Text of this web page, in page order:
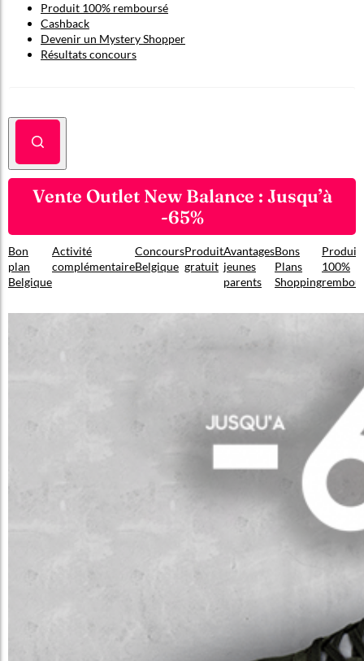
Produit 100% remboursé
Cashback
Devenir un Mystery Shopper
Résultats concours
Vente Outlet New Balance : Jusqu’à
-65%
Bon
plan
Belgique
Activité
complémentaire
Concours
Belgique
Produit
gratuit
Avantages
jeunes
parents
Bons
Plans
Shopping
Produit
100%